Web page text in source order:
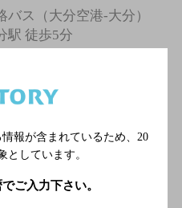
バス（大分空港-大分）
駅 徒歩5分
わり厨房 てんてけ
線 大分駅より徒歩5分
報が含まれているため、 20
としています。
ご入力下さい。